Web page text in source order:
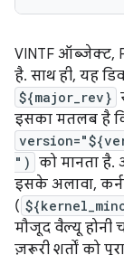
VINTF ऑब्जेक्ट,
है. साथ ही, यह
${major_rev}
इसका मतलब है
") को मानता
इसके अलावा,
(
मौजूद वैल्यू होनी
ज़रूरी शर्तों को